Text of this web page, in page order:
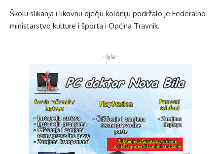
Školu slikanja i likovnu dječju koloniju podržalo je Federalno
ministarstvo kulture i športa i Općina Travnik.
- Oglas -